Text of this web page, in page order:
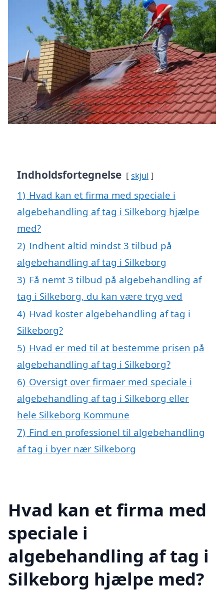
Indholdsfortegnelse skjul
1) Hvad kan et firma med speciale i
algebehandling af tag i Silkeborg hjælpe
med?
2) Indhent altid mindst 3 tilbud på
algebehandling af tag i Silkeborg
3) Få nemt 3 tilbud på algebehandling af
tag i Silkeborg, du kan være tryg ved
4) Hvad koster algebehandling af tag i
Silkeborg?
5) Hvad er med til at bestemme prisen på
algebehandling af tag i Silkeborg?
6) Oversigt over firmaer med speciale i
algebehandling af tag i Silkeborg eller
hele Silkeborg Kommune
7) Find en professionel til algebehandling
af tag i byer nær Silkeborg
Hvad kan et firma med
speciale i
algebehandling af tag i
Silkeborg hjælpe med?